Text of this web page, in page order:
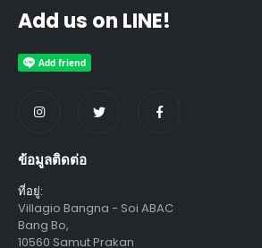
Add us on LINE!
ข้อมูลติดต่อ
ที่อยู่:
Villagio Bangna - Soi ABAC
Bang Bo,
10560 Samut Prakan